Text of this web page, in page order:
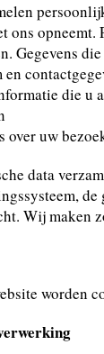
ons
Gegevens
en
die u
over uw
data
Wij maken
worden